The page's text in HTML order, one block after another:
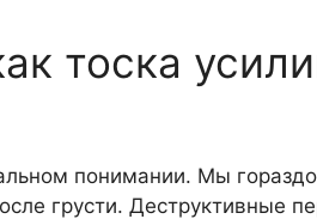
тоска
понимании. Мы
грусти. Деструктивные